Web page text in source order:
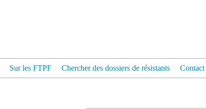
Sur les FTPF Chercher des dossiers de résistants Contact